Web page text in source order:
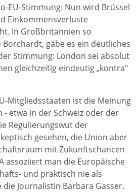
EU-Stimmung: Nun wird Brüssel
Einkommensverluste
In Großbritannien so
gäbe es ein deutliches
Stimmung: London sei absolut
gleichzeitig eindeutig „kontra"
Mitgliedsstaaten ist die Meinung
- etwa in der Schweiz oder der
Regulierungswut der
gesehen, die Union aber
mit Zukunftschancen
assoziiert man die Europäische
und praktisch nie als
Journalistin Barbara Gasser.